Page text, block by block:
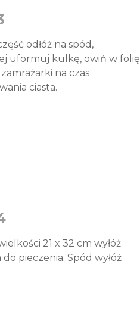
odłóż na spód,
uformuj kulkę, owiń w folię
na czas
ciasta.
21 x 32 cm wyłóż
pieczenia. Spód wyłóż